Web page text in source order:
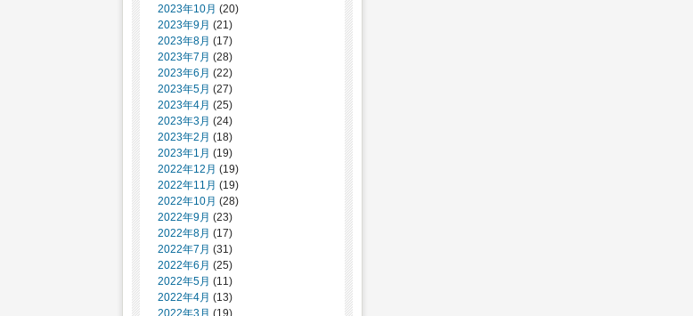
2023年10月 (20)
2023年9月 (21)
2023年8月 (17)
2023年7月 (28)
2023年6月 (22)
2023年5月 (27)
2023年4月 (25)
2023年3月 (24)
2023年2月 (18)
2023年1月 (19)
2022年12月 (19)
2022年11月 (19)
2022年10月 (28)
2022年9月 (23)
2022年8月 (17)
2022年7月 (31)
2022年6月 (25)
2022年5月 (11)
2022年4月 (13)
2022年3月 (19)